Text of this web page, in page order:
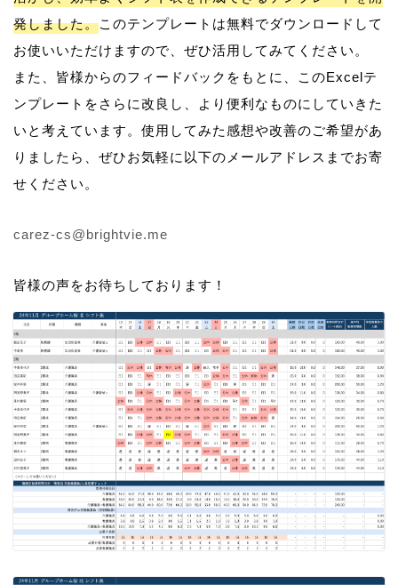
発しました。このテンプレートは無料でダウンロードして
お使いいただけますので、ぜひ活用してみてください。
また、皆様からのフィードバックをもとに、このExcelテ
ンプレートをさらに改良し、より便利なものにしていきた
いと考えています。使用してみた感想や改善のご希望があ
りましたら、ぜひお気軽に以下のメールアドレスまでお寄
せください。
carez-cs@brightvie.me
皆様の声をお待ちしております！